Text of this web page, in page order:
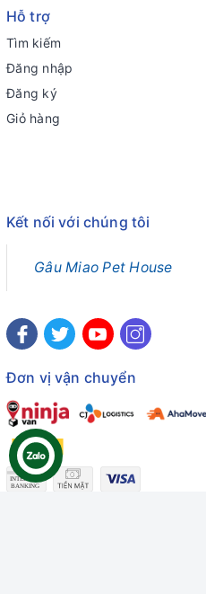
Hỗ trợ
Tìm kiếm
Đăng nhập
Đăng ký
Giỏ hàng
Kết nối với chúng tôi
Gâu Miao Pet House
Đơn vị vận chuyển